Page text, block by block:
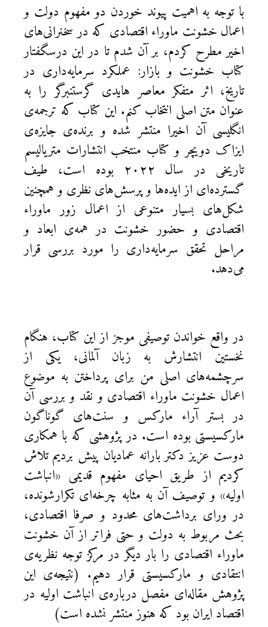
با توجه به اهمیت پیوند خوردن دو مفهوم دولت و
اعمال خشونت ماوراء اقتصادی که در سخنرانی‌های
اخیر مطرح کردم، بر آن شدم تا در این درسگفتار
کتاب خشونت و بازار: عملکرد سرمایه‌داری در
تاریخ، اثر متفکر معاصر هایدی گرستنبرگر را به
عنوان متن اصلی انتخاب کنم. این کتاب که ترجمه‌ی
انگلیسی آن اخیرا منتشر شده و برنده‌ی جایزه‌ی
ایزاک دویچر و کتاب منتخب انتشارات متریالیسم
تاریخی در سال ۲۰۲۲ بوده است، طیف
گسترده‌ای از ایده‌ها و پرسش‌های نظری و همچنین
شکل‌های بسیار متنوعی از اعمال زور ماوراء
اقتصادی و حضور خشونت در همه‌ی ابعاد و
مراحل تحقق سرمایه‌داری را مورد بررسی قرار
می‌دهد.
در واقع خواندن توصیفی موجز از این کتاب، هنگام
نخستین انتشارش به زبان آلمانی، یکی از
سرچشمه‌های اصلی من برای پرداختن به موضوع
اعمال خشونت ماوراء اقتصادی و نقد و بررسی آن
در بستر آراء مارکس و سنت‌های گوناگون
مارکسیستی بوده است. در پژوهشی که با همکاری
دوست عزیز دکتر بارانه عمادیان پیش بردیم تلاش
کردیم از طریق احیای مفهوم قدیمی «انباشت
اولیه» و توصیف آن به مثابه چرخه‌ای تکرارشونده،
در ورای برداشت‌های محدود و صرفا اقتصادی،
بحث مربوط به دولت و حتی فراتر از آن خشونت
ماوراء اقتصادی را بار دیگر در مرکز توجه نظریه‌ی
انتقادی و مارکسیستی قرار دهیم. (نتیجه‌ی این
پژوهش مقاله‌ای مفصل درباره‌ی انباشت اولیه در
اقتصاد ایران بود که هنوز منتشر نشده است)